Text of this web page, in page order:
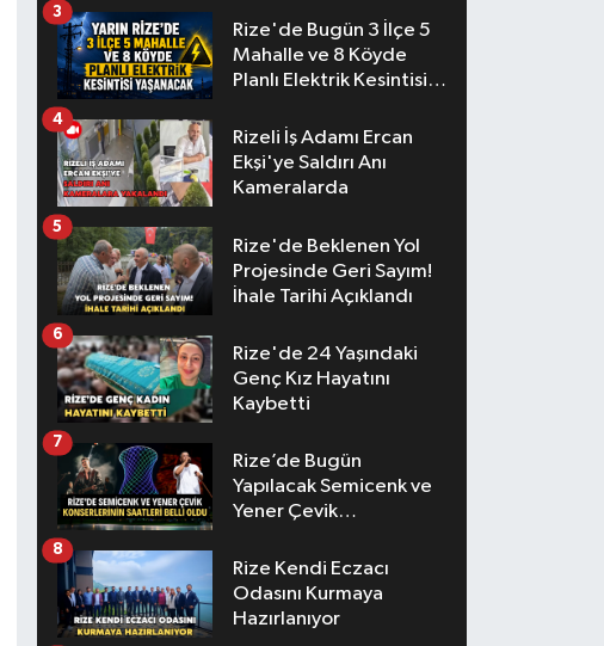
Rize'de Bugün 3 İlçe 5
Mahalle ve 8 Köyde
Planlı Elektrik Kesintisi
3
Rizeli İş Adamı Ercan
Ekşi'ye Saldırı Anı
Kameralarda
4
Rize'de Beklenen Yol
Projesinde Geri Sayım!
İhale Tarihi Açıklandı
5
Rize'de 24 Yaşındaki
Genç Kız Hayatını
Kaybetti
6
Rize’de Bugün
Yapılacak Semicenk ve
Yener Çevik
Belli Oldu
7
Rize Kendi Eczacı
Odasını Kurmaya
Hazırlanıyor
8